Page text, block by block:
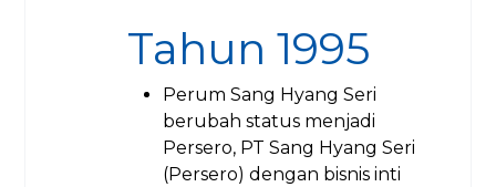
Tahun 1995
Perum Sang Hyang Seri
berubah status menjadi
Persero, PT Sang Hyang Seri
(Persero) dengan bisnis inti